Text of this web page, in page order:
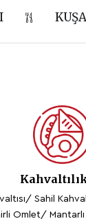
Sahil
Omlet/